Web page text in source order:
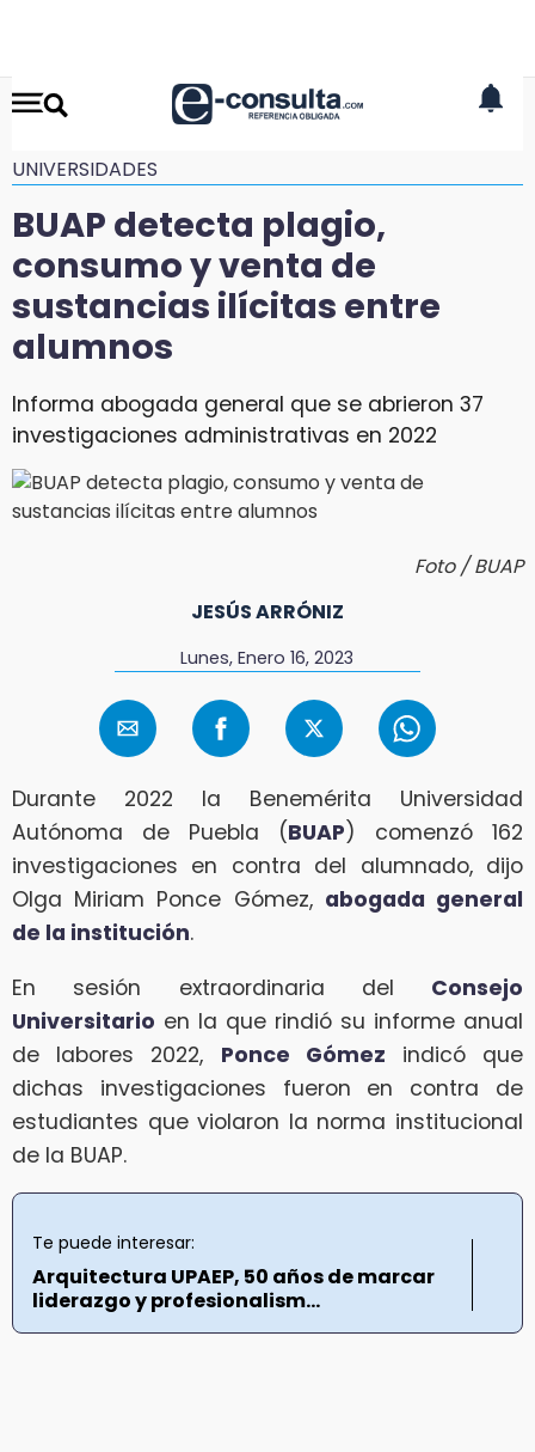
UNIVERSIDADES
BUAP detecta plagio,
consumo y venta de
sustancias ilícitas entre
alumnos
Informa abogada general que se abrieron 37
investigaciones administrativas en 2022
Foto / BUAP
JESÚS ARRÓNIZ
Lunes, Enero 16, 2023
Durante 2022 la Benemérita Universidad
Autónoma de Puebla (BUAP) comenzó 162
investigaciones en contra del alumnado, dijo
Olga Miriam Ponce Gómez, abogada general
de la institución.
En sesión extraordinaria del Consejo
Universitario en la que rindió su informe anual
de labores 2022, Ponce Gómez indicó que
dichas investigaciones fueron en contra de
estudiantes que violaron la norma institucional
de la BUAP.
Te puede interesar:
Arquitectura UPAEP, 50 años de marcar
liderazgo y profesionalism...